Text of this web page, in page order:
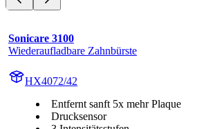
Sonicare 3100
Wiederaufladbare Zahnbürste
HX4072/42
Entfernt sanft 5x mehr Plaque
Drucksensor